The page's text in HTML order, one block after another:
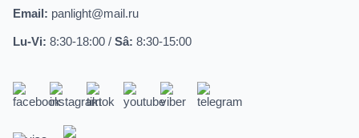
Email: panlight@mail.ru
Lu-Vi: 8:30-18:00 / Sâ: 8:30-15:00